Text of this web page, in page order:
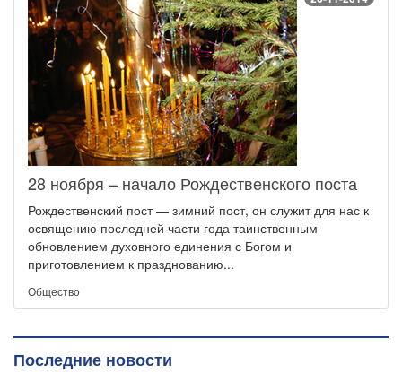
28 ноября – начало Рождественского поста
Рождественский пост — зимний пост, он служит для нас к
освящению последней части года таинственным
обновлением духовного единения с Богом и
приготовлением к празднованию...
Общество
Последние новости